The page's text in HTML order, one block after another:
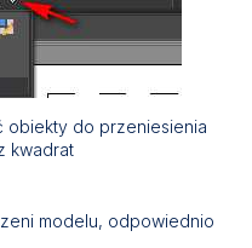
obiekty do przeniesienia
kwadrat
modelu, odpowiednio